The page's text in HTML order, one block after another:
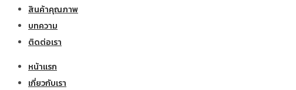
สินค้าคุณภาพ
บทความ
ติดต่อเรา
หน้าแรก
เกี่ยวกับเรา